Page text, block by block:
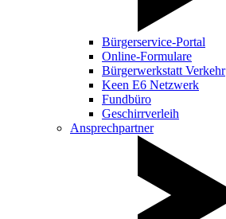
Bürgerservice-Portal
Online-Formulare
Bürgerwerkstatt Verkehr
Keen E6 Netzwerk
Fundbüro
Geschirrverleih
Ansprechpartner